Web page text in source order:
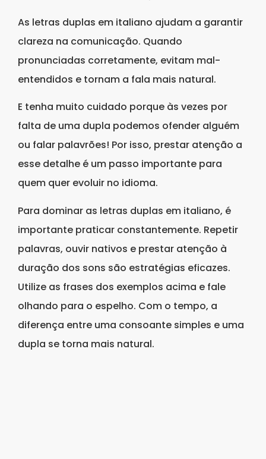
As letras duplas em italiano ajudam a garantir
clareza na comunicação. Quando
pronunciadas corretamente, evitam mal-
entendidos e tornam a fala mais natural.
E tenha muito cuidado porque às vezes por
falta de uma dupla podemos ofender alguém
ou falar palavrões! Por isso, prestar atenção a
esse detalhe é um passo importante para
quem quer evoluir no idioma.
Para dominar as letras duplas em italiano, é
importante praticar constantemente. Repetir
palavras, ouvir nativos e prestar atenção à
duração dos sons são estratégias eficazes.
Utilize as frases dos exemplos acima e fale
olhando para o espelho. Com o tempo, a
diferença entre uma consoante simples e uma
dupla se torna mais natural.